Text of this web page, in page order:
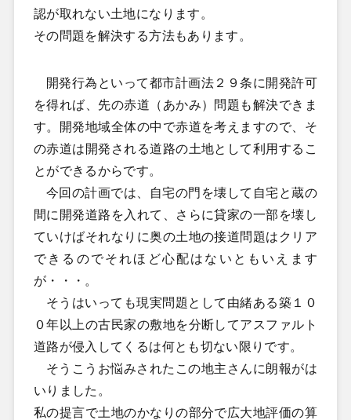
認が取れない土地になります。
その問題を解決する方法もあります。
開発行為といって都市計画法２９条に開発許可
を得れば、先の赤道（あかみ）問題も解決できま
す。開発地域全体の中で赤道を考えますので、そ
の赤道は開発される道路の土地として利用するこ
とができるからです。
今回の計画では、自宅の門を壊して自宅と蔵の
間に開発道路を入れて、さらに貸家の一部を壊し
ていけばそれなりに奥の土地の接道問題はクリア
できるのでそれほど心配はないともいえます
が・・・。
そうはいっても現実問題として由緒ある築１０
０年以上の古民家の敷地を分断してアスファルト
道路が侵入してくるは何とも切ない限りです。
そうこうお悩みされたこの地主さんに朗報がは
いりました。
私の提言で土地のかなりの部分で広大地評価の算